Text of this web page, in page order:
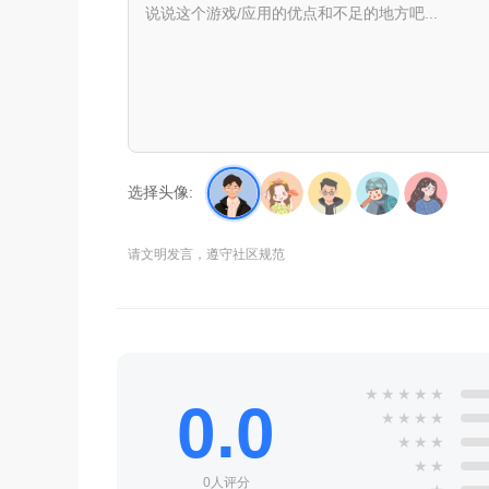
选择头像:
请文明发言，遵守社区规范
0.0
0人评分
★ ★ ★ ★ ★
★ ★ ★ ★
★ ★ ★
★ ★